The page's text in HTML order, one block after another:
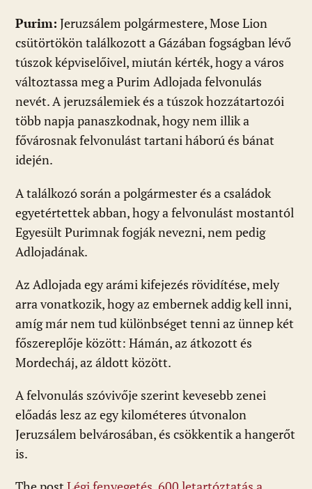
Purim: Jeruzsálem polgármestere, Mose Lion
csütörtökön találkozott a Gázában fogságban lévő
túszok képviselőivel, miután kérték, hogy a város
változtassa meg a Purim Adlojada felvonulás
nevét. A jeruzsálemiek és a túszok hozzátartozói
több napja panaszkodnak, hogy nem illik a
fővárosnak felvonulást tartani háború és bánat
idején.
A találkozó során a polgármester és a családok
egyetértettek abban, hogy a felvonulást mostantól
Egyesült Purimnak fogják nevezni, nem pedig
Adlojadának.
Az Adlojada egy arámi kifejezés rövidítése, mely
arra vonatkozik, hogy az embernek addig kell inni,
amíg már nem tud különbséget tenni az ünnep két
főszereplője között: Hámán, az átkozott és
Mordecháj, az áldott között.
A felvonulás szóvivője szerint kevesebb zenei
előadás lesz az egy kilométeres útvonalon
Jeruzsálem belvárosában, és csökkentik a hangerőt
is.